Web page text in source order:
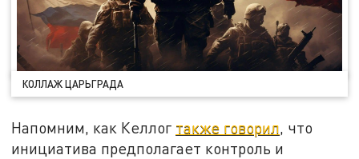
КОЛЛАЖ ЦАРЬГРАДА
Напомним, как Келлог также говорил, что
инициатива предполагает контроль и